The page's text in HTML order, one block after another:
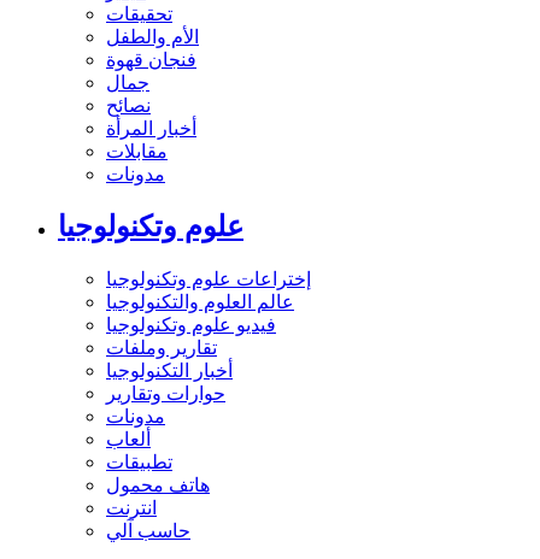
تحقيقات
الأم والطفل
فنجان قهوة
جمال
نصائح
أخبار المرأة
مقابلات
مدونات
علوم وتكنولوجيا
إختراعات علوم وتكنولوجيا
عالم العلوم والتكنولوجيا
فيديو علوم وتكنولوجيا
تقارير وملفات
أخبار التكنولوجيا
حوارات وتقارير
مدونات
ألعاب
تطبيقات
هاتف محمول
انترنت
حاسب آلي